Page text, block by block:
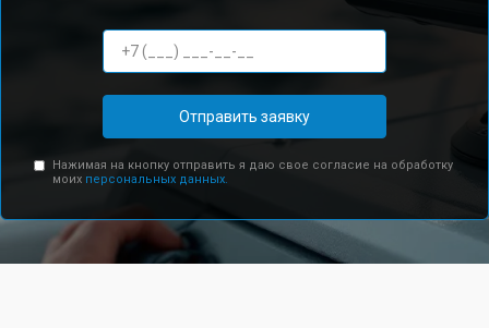
Отправить заявку
Нажимая на кнопку отправить я даю свое согласие на обработку
моих персональных данных.